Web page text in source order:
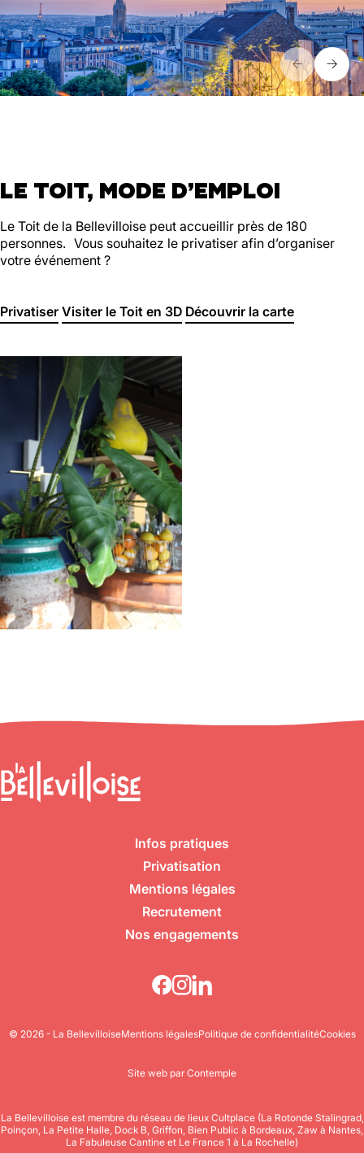
LE TOIT, MODE D’EMPLOI
Le Toit de la Bellevilloise peut accueillir près de 180
personnes. Vous souhaitez le privatiser afin d’organiser
votre événement ?
Privatiser Visiter le Toit en 3D Découvrir la carte
Infos pratiques
Privatisation
Mentions légales
Recrutement
Nos engagements
© 2026 - La BellevilloiseMentions légalesPolitique de confidentialitéCookies
Site web par Contemple
La Bellevilloise est membre du réseau de lieux Cultplace (La Rotonde Stalingrad,
Poinçon, La Petite Halle, Dock B, Griffon, Bien Public à Bordeaux, Zaw à Nantes,
La Fabuleuse Cantine et Le France 1 à La Rochelle)